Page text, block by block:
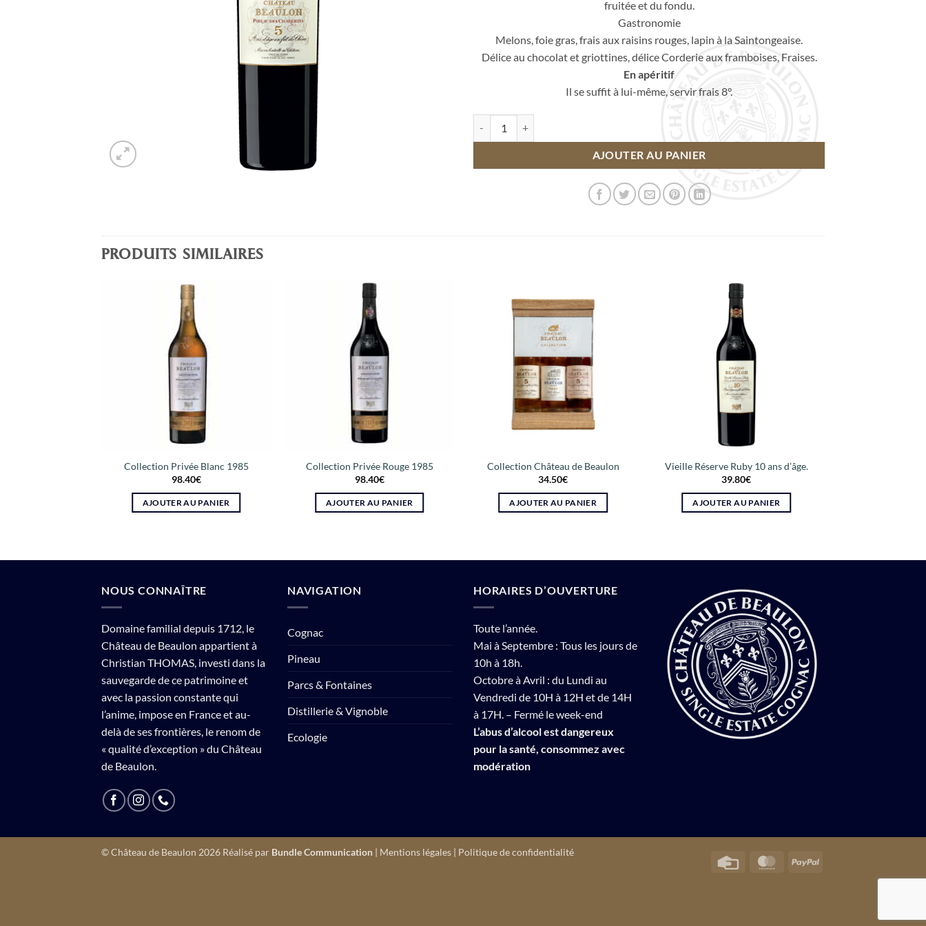
fruitée et du fondu.
Gastronomie
Melons, foie gras, frais aux raisins rouges, lapin à la Saintongeaise.
Délice au chocolat et griottines, délice Corderie aux framboises, Fraises.
En apéritif
Il se suffit à lui-même, servir frais 8°.
AJOUTER AU PANIER
PRODUITS SIMILAIRES
Collection Privée Blanc 1985
98.40€
AJOUTER AU PANIER
Collection Privée Rouge 1985
98.40€
AJOUTER AU PANIER
Collection Château de Beaulon
34.50€
AJOUTER AU PANIER
Vieille Réserve Ruby 10 ans d’âge.
39.80€
AJOUTER AU PANIER
NOUS CONNAÎTRE
Domaine familial depuis 1712, le
Château de Beaulon appartient à
Christian THOMAS, investi dans la
sauvegarde de ce patrimoine et
avec la passion constante qui
l’anime, impose en France et au-
delà de ses frontières, le renom de
« qualité d’exception » du Château
de Beaulon.
NAVIGATION
Cognac
Pineau
Parcs & Fontaines
Distillerie & Vignoble
Ecologie
HORAIRES D’OUVERTURE
Toute l’année.
Mai à Septembre : Tous les jours de
10h à 18h.
Octobre à Avril : du Lundi au
Vendredi de 10H à 12H et de 14H
à 17H. – Fermé le week-end
L’abus d’alcool est dangereux
pour la santé, consommez avec
modération
Credit
MasterCardPayPal
© Château de Beaulon 2026 Réalisé par Bundle Communication | Mentions légales | Politique de confidentialité